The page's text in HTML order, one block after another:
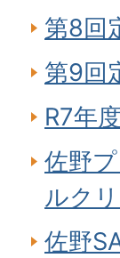
第8回
第9回
R7年
佐野
ルク
佐野